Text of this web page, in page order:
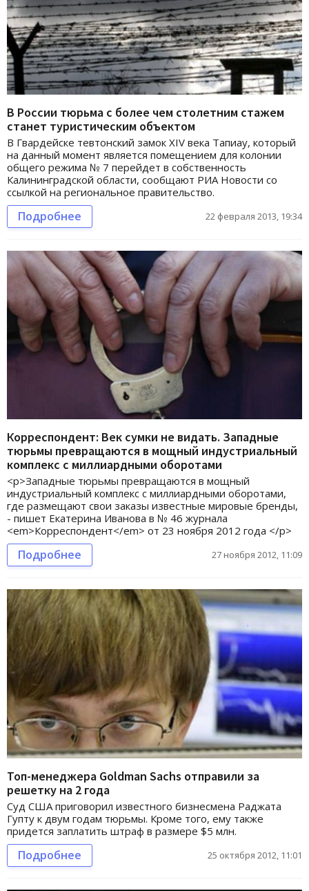
В России тюрьма с более чем столетним стажем
станет туристическим объектом
В Гвардейске тевтонский замок XIV века Тапиау, который
на данный момент является помещением для колонии
общего режима № 7 перейдет в собственность
Калининградской области, сообщают РИА Новости со
ссылкой на региональное правительство.
Подробнее 22 февраля 2013, 19:34
Корреспондент: Век сумки не видать. Западные
тюрьмы превращаются в мощный индустриальный
комплекс с миллиардными оборотами
<p>Западные тюрьмы превращаются в мощный
индустриальный комплекс с миллиардными оборотами,
где размещают свои заказы известные мировые бренды,
- пишет Екатерина Иванова в № 46 журнала
<em>Корреспондент</em> от 23 ноября 2012 года </p>
Подробнее 27 ноября 2012, 11:09
Топ-менеджера Goldman Sachs отправили за
решетку на 2 года
Суд США приговорил известного бизнесмена Раджата
Гупту к двум годам тюрьмы. Кроме того, ему также
придется заплатить штраф в размере $5 млн.
Подробнее 25 октября 2012, 11:01